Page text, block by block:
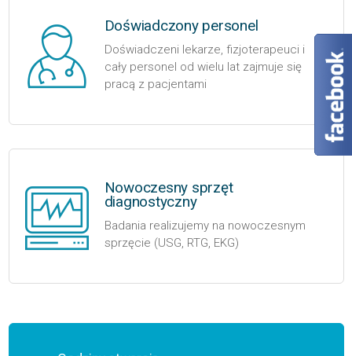
Doświadczony personel
Doświadczeni lekarze, fizjoterapeuci i
cały personel od wielu lat zajmuje się
pracą z pacjentami
Nowoczesny sprzęt
diagnostyczny
Badania realizujemy na nowoczesnym
sprzęcie (USG, RTG, EKG)